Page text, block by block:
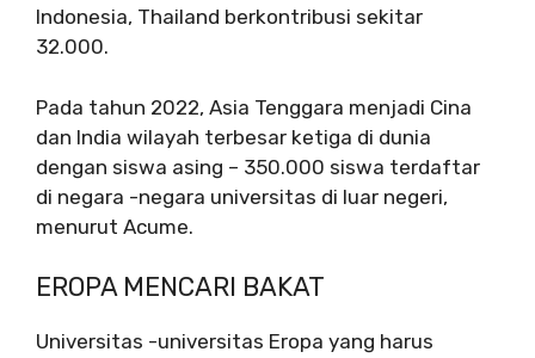
Indonesia, Thailand berkontribusi sekitar
32.000.
Pada tahun 2022, Asia Tenggara menjadi Cina
dan India wilayah terbesar ketiga di dunia
dengan siswa asing – 350.000 siswa terdaftar
di negara -negara universitas di luar negeri,
menurut Acume.
EROPA MENCARI BAKAT
Universitas -universitas Eropa yang harus